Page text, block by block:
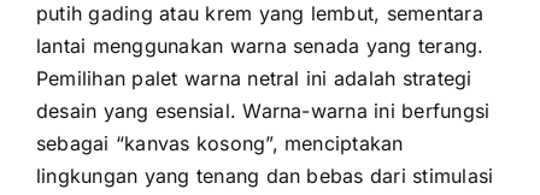
putih gading atau krem yang lembut, sementara
lantai menggunakan warna senada yang terang.
Pemilihan palet warna netral ini adalah strategi
desain yang esensial. Warna-warna ini berfungsi
sebagai “kanvas kosong”, menciptakan
lingkungan yang tenang dan bebas dari stimulasi